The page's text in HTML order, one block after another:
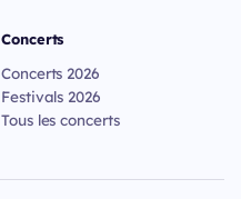
Concerts
Concerts 2026
Festivals 2026
Tous les concerts